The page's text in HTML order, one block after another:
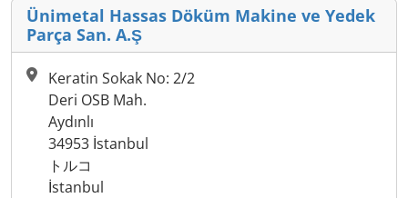
Ünimetal Hassas Döküm Makine ve Yedek
Parça San. A.Ş
Keratin Sokak No: 2/2
Deri OSB Mah.
Aydınlı
34953 İstanbul
トルコ
İstanbul